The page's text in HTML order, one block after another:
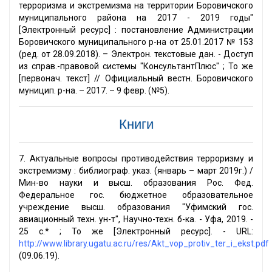
терроризма и экстремизма на территории Боровичского
муниципального района на 2017 - 2019 годы"
[Электронный ресурс] : постановление Администрации
Боровичского муниципального р-на от 25.01.2017 № 153
(ред. от 28.09.2018). – Электрон. текстовые дан. - Доступ
из справ.-правовой системы "КонсультантПлюс" ; То же
[первонач. текст] // Официальный вестн. Боровичского
муницип. р-на. – 2017. – 9 февр. (№5).
Книги
7. Актуальные вопросы противодействия терроризму и
экстремизму : библиограф. указ. (январь – март 2019г.) /
Мин-во науки и высш. образования Рос. Фед.
Федеральное гос. бюджетное образовательное
учреждение высш. образования "Уфимский гос.
авиационный техн. ун-т", Научно-техн. б-ка. - Уфа, 2019. -
25 с.* ; То же [Электронный ресурс]. - URL:
http://www.library.ugatu.ac.ru/res/Akt_vop_protiv_ter_i_ekst.pdf
(09.06.19).